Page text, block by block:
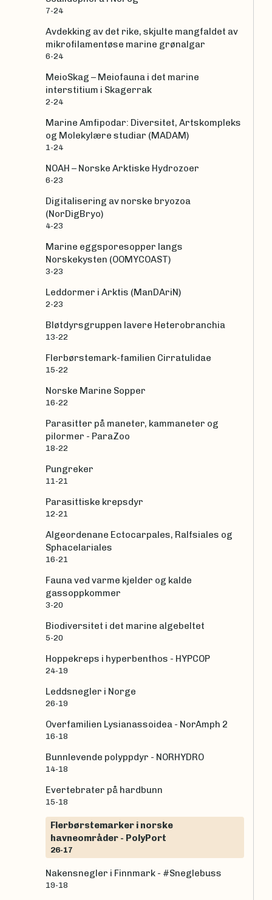
7-24
Avdekking av det rike, skjulte mangfaldet av
mikrofilamentøse marine grønalgar
6-24
MeioSkag – Meiofauna i det marine
interstitium i Skagerrak
2-24
Marine Amfipodar: Diversitet, Artskompleks
og Molekylære studiar (MADAM)
1-24
NOAH – Norske Arktiske Hydrozoer
6-23
Digitalisering av norske bryozoa
(NorDigBryo)
4-23
Marine eggsporesopper langs
Norskekysten (OOMYCOAST)
3-23
Leddormer i Arktis (ManDAriN)
2-23
Bløtdyrsgruppen lavere Heterobranchia
13-22
Flerbørstemark-familien Cirratulidae
15-22
Norske Marine Sopper
16-22
Parasitter på maneter, kammaneter og
pilormer - ParaZoo
18-22
Pungreker
11-21
Parasittiske krepsdyr
12-21
Algeordenane Ectocarpales, Ralfsiales og
Sphacelariales
16-21
Fauna ved varme kjelder og kalde
gassoppkommer
3-20
Biodiversitet i det marine algebeltet
5-20
Hoppekreps i hyperbenthos - HYPCOP
24-19
Leddsnegler i Norge
26-19
Overfamilien Lysianassoidea - NorAmph 2
16-18
Bunnlevende polyppdyr - NORHYDRO
14-18
Evertebrater på hardbunn
15-18
Flerbørstemarker i norske
havneområder - PolyPort
26-17
Nakensnegler i Finnmark - #Sneglebuss
19-18